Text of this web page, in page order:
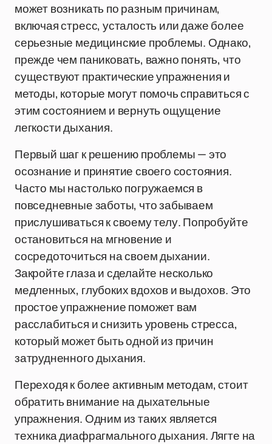
может возникать по разным причинам,
включая стресс, усталость или даже более
серьезные медицинские проблемы. Однако,
прежде чем паниковать, важно понять, что
существуют практические упражнения и
методы, которые могут помочь справиться с
этим состоянием и вернуть ощущение
легкости дыхания.
Первый шаг к решению проблемы — это
осознание и принятие своего состояния.
Часто мы настолько погружаемся в
повседневные заботы, что забываем
прислушиваться к своему телу. Попробуйте
остановиться на мгновение и
сосредоточиться на своем дыхании.
Закройте глаза и сделайте несколько
медленных, глубоких вдохов и выдохов. Это
простое упражнение поможет вам
расслабиться и снизить уровень стресса,
который может быть одной из причин
затрудненного дыхания.
Переходя к более активным методам, стоит
обратить внимание на дыхательные
упражнения. Одним из таких является
техника диафрагмального дыхания. Лягте на